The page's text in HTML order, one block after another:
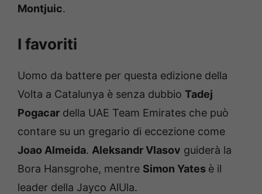
Montjuic.
I favoriti
Uomo da battere per questa edizione della
Volta a Catalunya è senza dubbio Tadej
Pogacar della UAE Team Emirates che può
contare su un gregario di eccezione come
Joao Almeida. Aleksandr Vlasov guiderà la
Bora Hansgrohe, mentre Simon Yates è il
leader della Jayco AlUla.